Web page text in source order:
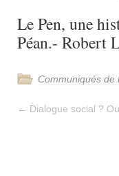
Le Pen, une
Péan.- Robert
Communiqués de
← Dialogue social ?